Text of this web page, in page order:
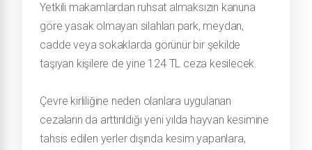
Yetkili makamlardan ruhsat almaksızın kanuna
göre yasak olmayan silahları park, meydan,
cadde veya sokaklarda görünür bir şekilde
taşıyan kişilere de yine 124 TL ceza kesilecek.
Çevre kirliliğine neden olanlara uygulanan
cezaların da arttırıldığı yeni yılda hayvan kesimine
tahsis edilen yerler dışında kesim yapanlara,